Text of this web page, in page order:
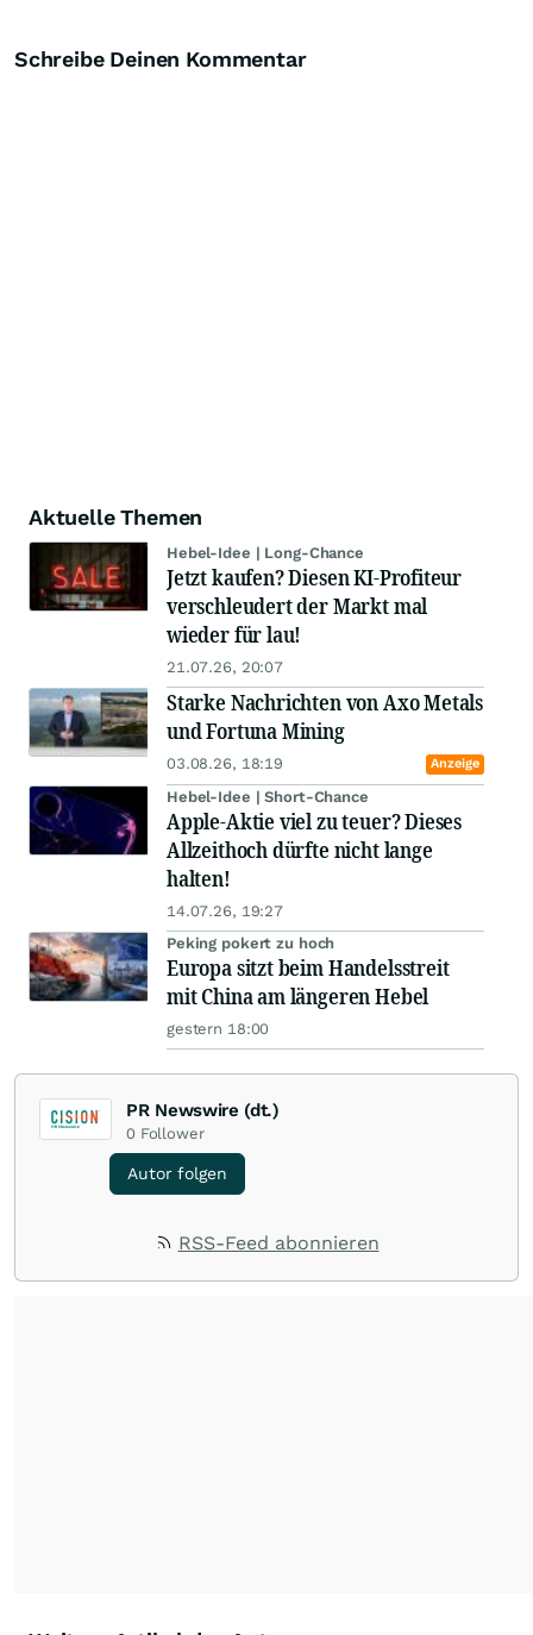
Schreibe Deinen Kommentar
Aktuelle Themen
Hebel-Idee | Long-Chance
Jetzt kaufen? Diesen KI-Profiteur
verschleudert der Markt mal
wieder für lau!
21.07.26, 20:07
Starke Nachrichten von Axo Metals
und Fortuna Mining
03.08.26, 18:19 Anzeige
Hebel-Idee | Short-Chance
Apple-Aktie viel zu teuer? Dieses
Allzeithoch dürfte nicht lange
halten!
14.07.26, 19:27
Peking pokert zu hoch
Europa sitzt beim Handelsstreit
mit China am längeren Hebel
gestern 18:00
PR Newswire (dt.)
0 Follower
Autor folgen
RSS-Feed abonnieren